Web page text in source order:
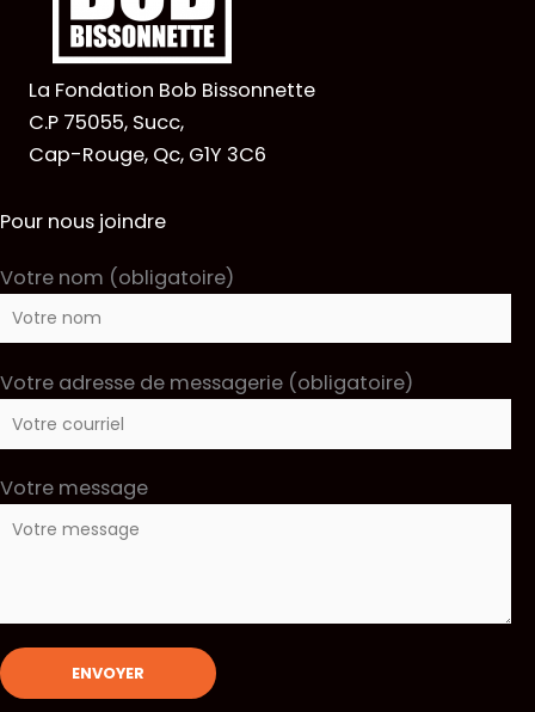
La Fondation Bob Bissonnette
C.P 75055, Succ,
Cap-Rouge, Qc, G1Y 3C6
Pour nous joindre
Votre nom (obligatoire)
Votre adresse de messagerie (obligatoire)
Votre message